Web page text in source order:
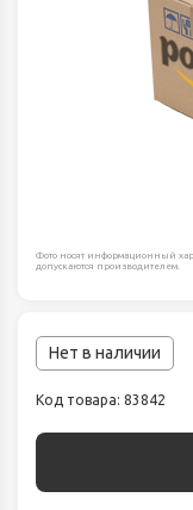
Фото носят информационный
допускаются производителем.
Нет в наличии
Код товара: 83842